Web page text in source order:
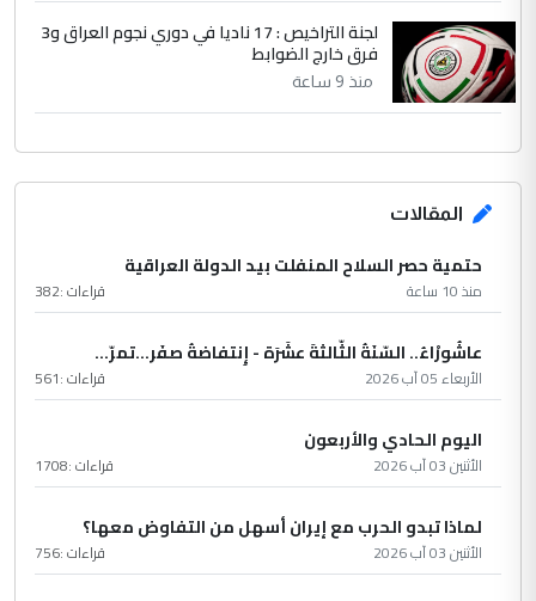
لجنة التراخيص : 17 ناديا في دوري نجوم العراق و3
فرق خارج الضوابط
منذ 9 ساعة
المقالات
حتمية حصر السلاح المنفلت بيد الدولة العراقية
منذ 10 ساعة قراءات :382
عاشُورْاءُ.. السّنَةُ الثّالثةَ عشَرَة - إِنتفاضةُ صفَر…تمرّ...
الأربعاء 05 آب 2026 قراءات :561
اليوم الحادي والأربعون
الأثنين 03 آب 2026 قراءات :1708
لماذا تبدو الحرب مع إيران أسهل من التفاوض معها؟
الأثنين 03 آب 2026 قراءات :756